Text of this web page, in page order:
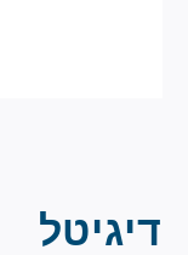
דיגיטל